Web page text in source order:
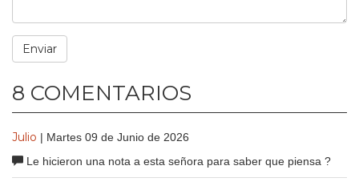
8 COMENTARIOS
Julio | Martes 09 de Junio de 2026
Le hicieron una nota a esta señora para saber que piensa ?